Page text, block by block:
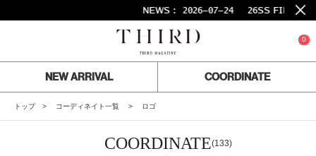
NEWS : 2026-07-24 26SS FINAL SALE
0
NEW ARRIVAL COORDINATE
トップ コーディネイト一覧 ロゴ
COORDINATE(133)